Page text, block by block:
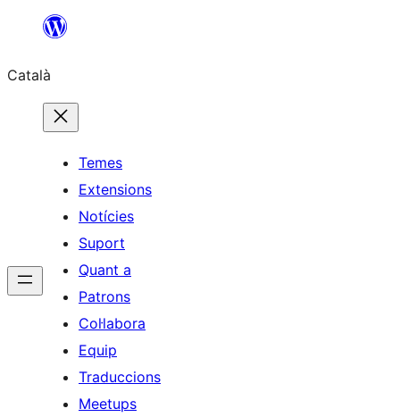
contingut
Català
Temes
Extensions
Notícies
Suport
Quant a
Patrons
Col·labora
Equip
Traduccions
Meetups